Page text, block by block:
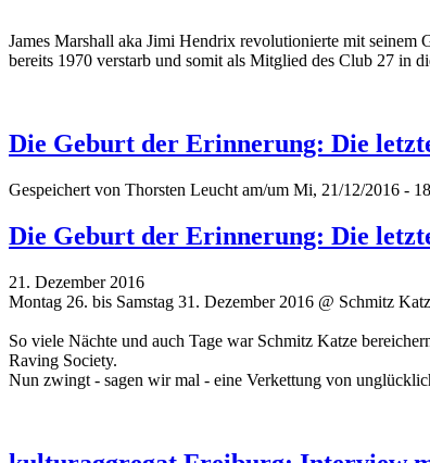
James Marshall aka Jimi Hendrix revolutionierte mit
bereits 1970 verstarb und somit als Mitglied des Club 27 in
Die Geburt der Erinnerung: Die
Gespeichert von Thorsten Leucht am/um Mi, 21/12/2016 -
Die Geburt der Erinnerung: Die
21. Dezember 2016
Montag 26. bis Samstag 31. Dezember 2016 @ Schmitz
So viele Nächte und auch Tage war Schmitz Katze
Raving Society.
Nun zwingt - sagen wir mal - eine Verkettung von